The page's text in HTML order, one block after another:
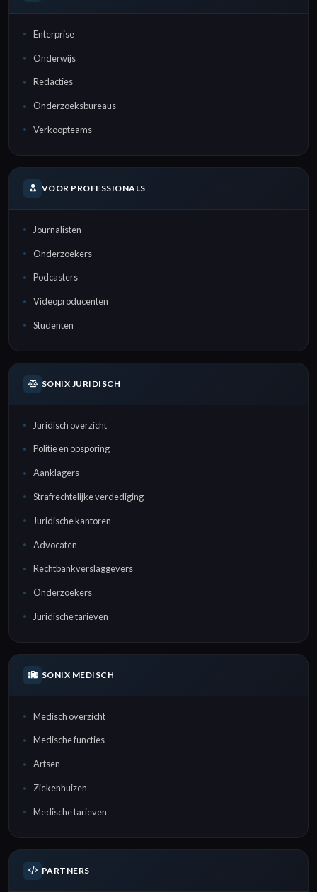
Enterprise
Onderwijs
Redacties
Onderzoeksbureaus
Verkoopteams
VOOR PROFESSIONALS
Journalisten
Onderzoekers
Podcasters
Videoproducenten
Studenten
SONIX JURIDISCH
Juridisch overzicht
Politie en opsporing
Aanklagers
Strafrechtelijke verdediging
Juridische kantoren
Advocaten
Rechtbankverslaggevers
Onderzoekers
Juridische tarieven
SONIX MEDISCH
Medisch overzicht
Medische functies
Artsen
Ziekenhuizen
Medische tarieven
PARTNERS